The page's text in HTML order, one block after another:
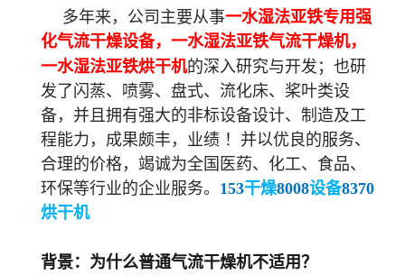
多年来，公司主要从事一水湿法亚铁专用强
化气流干燥设备，一水湿法亚铁气流干燥机，
一水湿法亚铁烘干机的深入研究与开发；也研
发了闪蒸、喷雾、盘式、流化床、桨叶类设
备，并且拥有强大的非标设备设计、制造及工
程能力，成果颇丰，业绩 ！ 并以优良的服务、
合理的价格，竭诚为全国医药、化工、食品、
环保等行业的企业服务。 153干燥8008设备8370
烘干机
背景：为什么普通气流干燥机不适用？